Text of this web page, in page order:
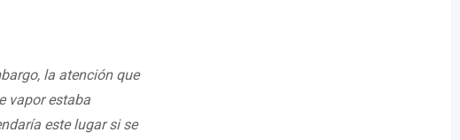
la atención que
vapor estaba
este lugar si se